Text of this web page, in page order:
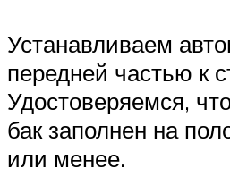
Устанавливаем
передней частью к
Удостоверяемся,
бак заполнен на
или менее.